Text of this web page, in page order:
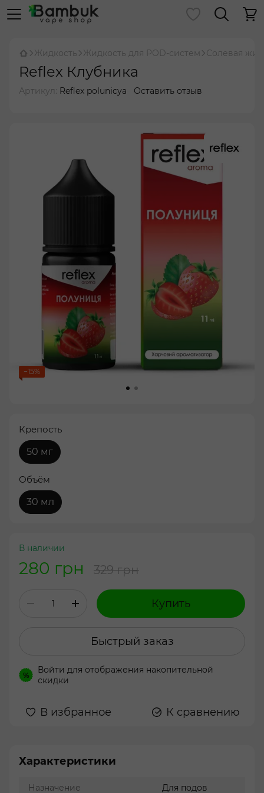
Жидкость Жидкость для POD-систем Солевая
Reflex Клубника
Артикул: Reflex polunicya Оставить отзыв
−15%
Крепость
50 мг
Объём
30 мл
В наличии
280 грн 329 грн
Купить
Быстрый заказ
% Войти для отображения накопительной
скидки
В избранное К сравнению
Характеристики
Назначение Для подов